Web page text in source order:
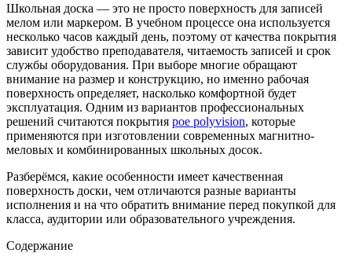
Школьная доска — это не просто поверхность для записей
мелом или маркером. В учебном процессе она используется
несколько часов каждый день, поэтому от качества покрытия
зависит удобство преподавателя, читаемость записей и срок
службы оборудования. При выборе многие обращают
внимание на размер и конструкцию, но именно рабочая
поверхность определяет, насколько комфортной будет
эксплуатация. Одним из вариантов профессиональных
решений считаются покрытия poe polyvision, которые
применяются при изготовлении современных магнитно-
меловых и комбинированных школьных досок.
Разберёмся, какие особенности имеет качественная
поверхность доски, чем отличаются разные варианты
исполнения и на что обратить внимание перед покупкой для
класса, аудитории или образовательного учреждения.
Содержание